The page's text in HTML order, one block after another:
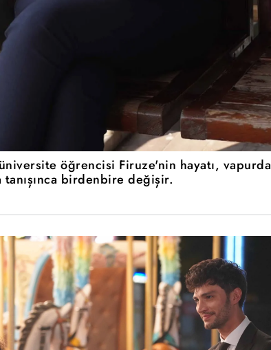
öğrencisi Firuze'nin hayatı, vapurda
birdenbire değişir.